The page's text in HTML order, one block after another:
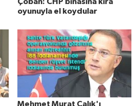
Çoban: CHP binasına kira
oyunuyla el koydular
Mehmet Murat Çalık'ı